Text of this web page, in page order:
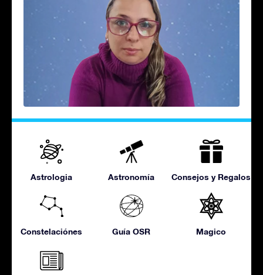
Astrologia Astronomía Consejos y Regalos
Constelaciónes Guía OSR Magico